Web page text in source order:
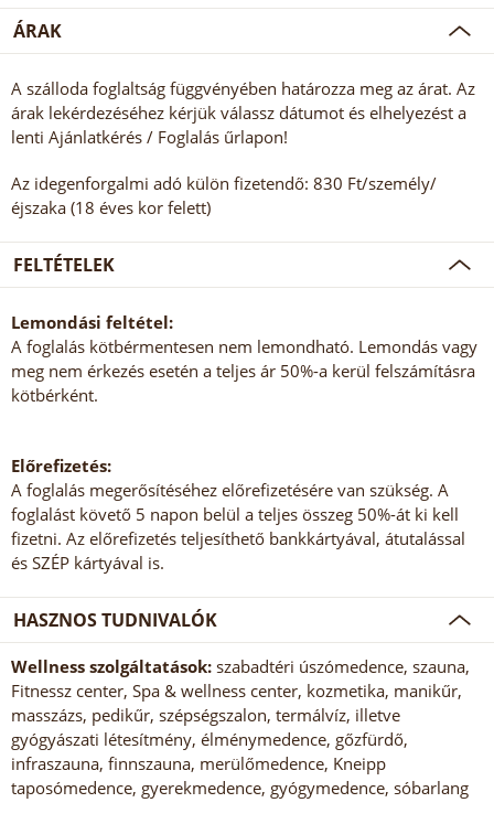
ÁRAK
A szálloda foglaltság függvényében határozza meg az árat. Az
árak lekérdezéséhez kérjük válassz dátumot és elhelyezést a
lenti Ajánlatkérés / Foglalás űrlapon!
Az idegenforgalmi adó külön fizetendő: 830 Ft/személy/
éjszaka (18 éves kor felett)
FELTÉTELEK
Lemondási feltétel:
A foglalás kötbérmentesen nem lemondható. Lemondás vagy
meg nem érkezés esetén a teljes ár 50%-a kerül felszámításra
kötbérként.
Előrefizetés:
A foglalás megerősítéséhez előrefizetésére van szükség. A
foglalást követő 5 napon belül a teljes összeg 50%-át ki kell
fizetni. Az előrefizetés teljesíthető bankkártyával, átutalással
és SZÉP kártyával is.
HASZNOS TUDNIVALÓK
Wellness szolgáltatások: szabadtéri úszómedence, szauna,
Fitnessz center, Spa & wellness center, kozmetika, manikűr,
masszázs, pedikűr, szépségszalon, termálvíz, illetve
gyógyászati létesítmény, élménymedence, gőzfürdő,
infraszauna, finnszauna, merülőmedence, Kneipp
taposómedence, gyerekmedence, gyógymedence, sóbarlang